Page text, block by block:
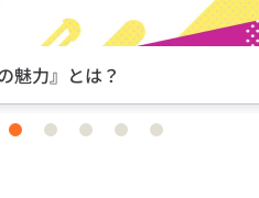
中途入
item item item item item